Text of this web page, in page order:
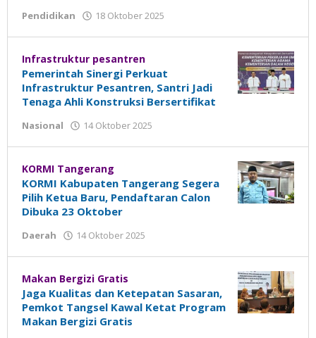
Pendidikan 18 Oktober 2025
Infrastruktur pesantren
Pemerintah Sinergi Perkuat
Infrastruktur Pesantren, Santri Jadi
Tenaga Ahli Konstruksi Bersertifikat
Nasional 14 Oktober 2025
KORMI Tangerang
KORMI Kabupaten Tangerang Segera
Pilih Ketua Baru, Pendaftaran Calon
Dibuka 23 Oktober
Daerah 14 Oktober 2025
Makan Bergizi Gratis
Jaga Kualitas dan Ketepatan Sasaran,
Pemkot Tangsel Kawal Ketat Program
Makan Bergizi Gratis